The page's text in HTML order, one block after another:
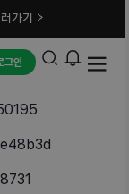
가기 >
그인